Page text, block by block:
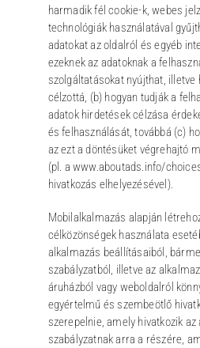
harmadik fél cookie-k, webes
technológiák használatával
adatokat az oldalról és egyéb
ezeknek az adatoknak a
szolgáltatásokat nyújthat,
célzottá, (b) hogyan tudják a
adatok hirdetések célzása
és felhasználását, továbbá (c)
az ezt a döntésüket végrehajtó
(pl. a www.aboutads.info/
hivatkozás elhelyezésével).
Mobilalkalmazás alapján
célközönségek használata
alkalmazás beállításaiból,
szabályzatból, illetve az
áruházból vagy weboldalról
egyértelmű és szembeötlő
szerepelnie, amely hivatkozik az
szabályzatnak arra a részére,